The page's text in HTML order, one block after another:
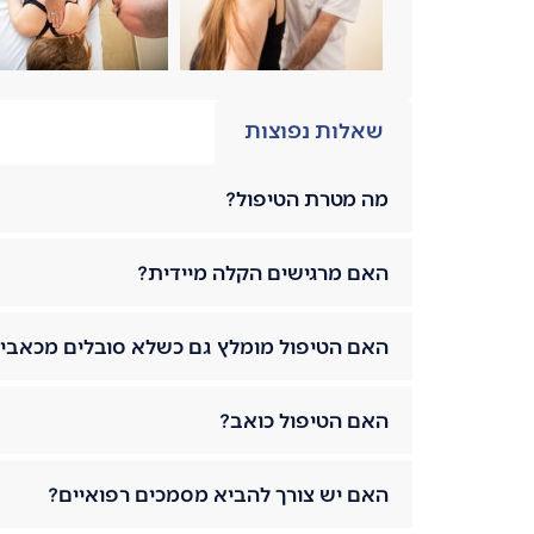
שאלות נפוצות
מה מטרת הטיפול?
האם מרגישים הקלה מיידית?
האם הטיפול מומלץ גם כשלא סובלים
האם הטיפול כואב?
האם יש צורך להביא מסמכים רפואיים?